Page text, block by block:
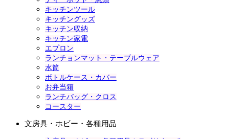
キッチンツール
キッチングッズ
キッチン収納
キッチン家電
エプロン
ランチョンマット・テーブルウェア
水筒
ボトルケース・カバー
お弁当箱
ランチバッグ・クロス
コースター
文房具・ホビー・各種用品